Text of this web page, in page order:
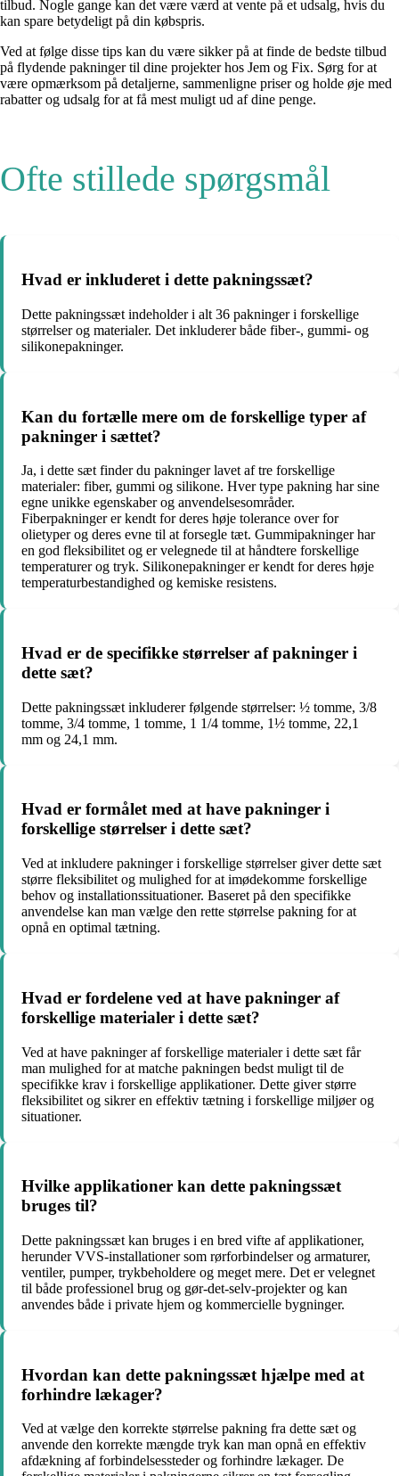
tilbud. Nogle gange kan det være værd at vente på et udsalg, hvis du
kan spare betydeligt på din købspris.
Ved at følge disse tips kan du være sikker på at finde de bedste tilbud
på flydende pakninger til dine projekter hos Jem og Fix. Sørg for at
være opmærksom på detaljerne, sammenligne priser og holde øje med
rabatter og udsalg for at få mest muligt ud af dine penge.
Ofte stillede spørgsmål
Hvad er inkluderet i dette pakningssæt?
Dette pakningssæt indeholder i alt 36 pakninger i forskellige
størrelser og materialer. Det inkluderer både fiber-, gummi- og
silikonepakninger.
Kan du fortælle mere om de forskellige typer af
pakninger i sættet?
Ja, i dette sæt finder du pakninger lavet af tre forskellige
materialer: fiber, gummi og silikone. Hver type pakning har sine
egne unikke egenskaber og anvendelsesområder.
Fiberpakninger er kendt for deres høje tolerance over for
olietyper og deres evne til at forsegle tæt. Gummipakninger har
en god fleksibilitet og er velegnede til at håndtere forskellige
temperaturer og tryk. Silikonepakninger er kendt for deres høje
temperaturbestandighed og kemiske resistens.
Hvad er de specifikke størrelser af pakninger i
dette sæt?
Dette pakningssæt inkluderer følgende størrelser: ½ tomme, 3/8
tomme, 3/4 tomme, 1 tomme, 1 1/4 tomme, 1½ tomme, 22,1
mm og 24,1 mm.
Hvad er formålet med at have pakninger i
forskellige størrelser i dette sæt?
Ved at inkludere pakninger i forskellige størrelser giver dette sæt
større fleksibilitet og mulighed for at imødekomme forskellige
behov og installationssituationer. Baseret på den specifikke
anvendelse kan man vælge den rette størrelse pakning for at
opnå en optimal tætning.
Hvad er fordelene ved at have pakninger af
forskellige materialer i dette sæt?
Ved at have pakninger af forskellige materialer i dette sæt får
man mulighed for at matche pakningen bedst muligt til de
specifikke krav i forskellige applikationer. Dette giver større
fleksibilitet og sikrer en effektiv tætning i forskellige miljøer og
situationer.
Hvilke applikationer kan dette pakningssæt
bruges til?
Dette pakningssæt kan bruges i en bred vifte af applikationer,
herunder VVS-installationer som rørforbindelser og armaturer,
ventiler, pumper, trykbeholdere og meget mere. Det er velegnet
til både professionel brug og gør-det-selv-projekter og kan
anvendes både i private hjem og kommercielle bygninger.
Hvordan kan dette pakningssæt hjælpe med at
forhindre lækager?
Ved at vælge den korrekte størrelse pakning fra dette sæt og
anvende den korrekte mængde tryk kan man opnå en effektiv
afdækning af forbindelsessteder og forhindre lækager. De